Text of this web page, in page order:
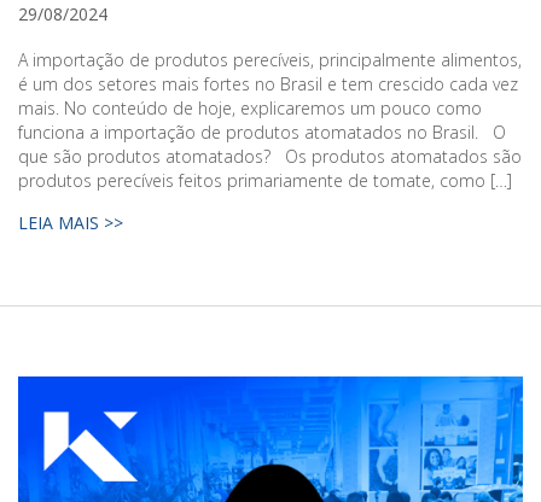
29/08/2024
A importação de produtos perecíveis, principalmente alimentos,
é um dos setores mais fortes no Brasil e tem crescido cada vez
mais. No conteúdo de hoje, explicaremos um pouco como
funciona a importação de produtos atomatados no Brasil. O
que são produtos atomatados? Os produtos atomatados são
produtos perecíveis feitos primariamente de tomate, como […]
LEIA MAIS >>